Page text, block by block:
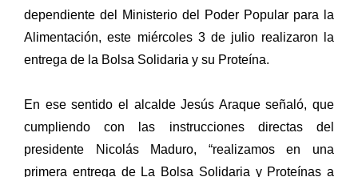
dependiente del Ministerio del Poder Popular para la
Alimentación, este miércoles 3 de julio realizaron la
entrega de la Bolsa Solidaria y su Proteína.
En ese sentido el alcalde Jesús Araque señaló, que
cumpliendo con las instrucciones directas del
presidente Nicolás Maduro, “realizamos en una
primera entrega de La Bolsa Solidaria y Proteínas a